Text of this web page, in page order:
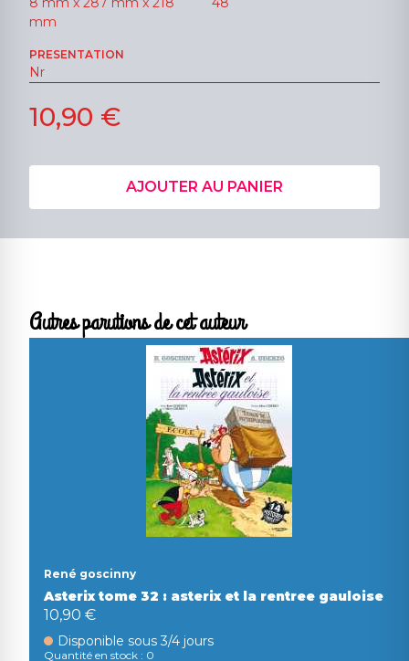
mm
PRESENTATION
Nr
10,90 €
AJOUTER AU PANIER
Autres parutions de cet auteur
René goscinny
Asterix tome 32 : asterix et la rentree gauloise
10,90 €
Disponible sous 3/4 jours
Quantité en stock : 0